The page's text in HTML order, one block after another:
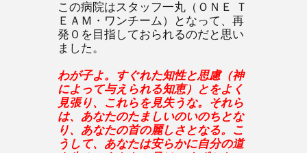
この病院はスタッフ一丸（ＯＮＥ Ｔ
ＥＡＭ・ワンチーム）となって、再
発０を目指しておられるのだと思い
ました。
わが子よ。すぐれた知性と思慮（神
によって与えられる知恵）
とをよく
見張り、これらを見失うな。それら
は、あなたのたましいのいのちとな
り、あなたの首の麗しさとなる。こ
うして、あなたは安らかに自分の道